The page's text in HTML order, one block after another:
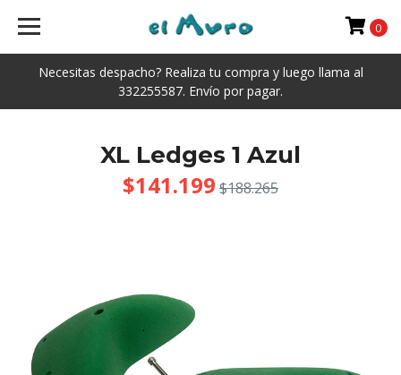
Necesitas despacho? Realiza tu compra y luego llama al
332255587. Envío por pagar.
0
XL Ledges 1 Azul
$141.199 $188.265